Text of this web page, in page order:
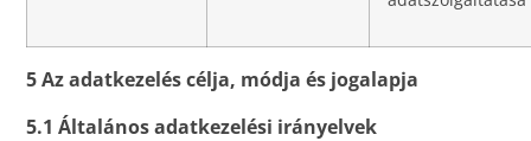
5 Az adatkezelés célja, módja és jogalapja
5.1 Általános adatkezelési irányelvek